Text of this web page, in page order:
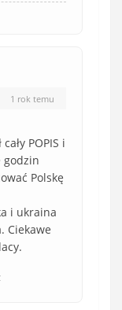
1 rok temu
POPIS i
godzin
Polskę
i ukraina
Ciekawe